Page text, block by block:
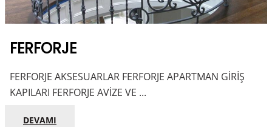
FERFORJE
FERFORJE AKSESUARLAR FERFORJE APARTMAN GİRİŞ
KAPILARI FERFORJE AVİZE VE ...
DEVAMI